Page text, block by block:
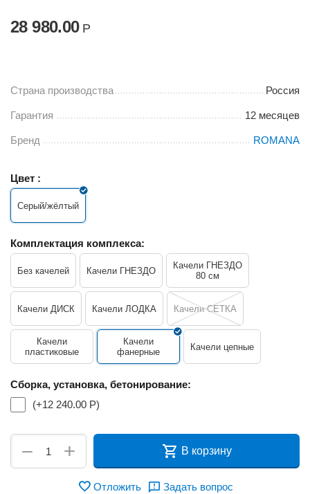
28 980.00 Р
Страна производства Россия
Гарантия 12 месяцев
Бренд ROMANA
Цвет :
Серый/жёлтый
Комплектация комплекса:
Без качелей Качели ГНЕЗДО
Качели ГНЕЗДО
80 см
Качели ДИСК Качели ЛОДКА Качели СЕТКА
Качели
пластиковые
Качели
фанерные
Качели цепные
Сборка, установка, бетонирование:
(+12 240.00 Р)
+
− В корзину
Отложить Задать вопрос